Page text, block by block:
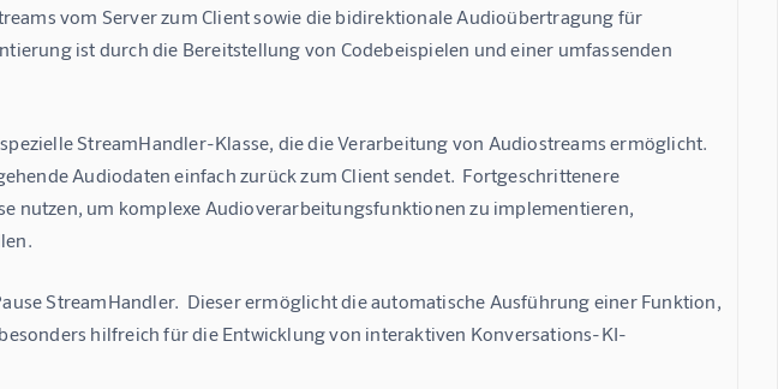
vom Server zum Client sowie die bidirektionale Audioübertragung für
ist durch die Bereitstellung von Codebeispielen und einer umfassenden
StreamHandler-Klasse, die die Verarbeitung von Audiostreams ermöglicht.
Audiodaten einfach zurück zum Client sendet.  Fortgeschrittenere
nutzen, um komplexe Audioverarbeitungsfunktionen zu implementieren,
StreamHandler.  Dieser ermöglicht die automatische Ausführung einer Funktion,
hilfreich für die Entwicklung von interaktiven Konversations-KI-